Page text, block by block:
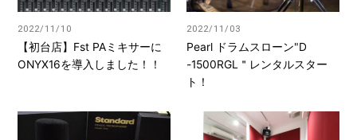
2022/11/10
【初台店】Fst PAミキサーに
ONYX16を導入しました！！
2022/11/03
Pearl ドラムスローン"D
-1500RGL＂レンタルスター
ト！